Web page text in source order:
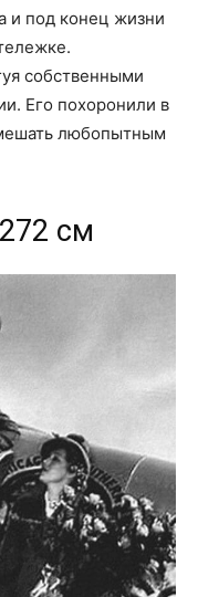
и под конец жизни
собственными
Его похоронили в
любопытным
см